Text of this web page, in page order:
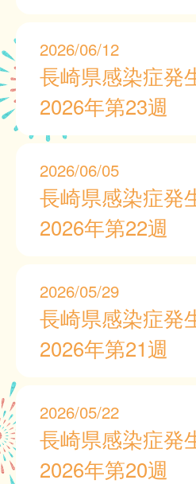
2026/06/12
長崎県感染症発
2026年第23週
2026/06/05
長崎県感染症発
2026年第22週
2026/05/29
長崎県感染症発
2026年第21週
2026/05/22
長崎県感染症発
2026年第20週